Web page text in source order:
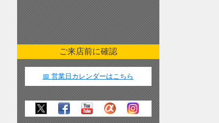
ご来店前に確認
📅 営業日カレンダーはこちら